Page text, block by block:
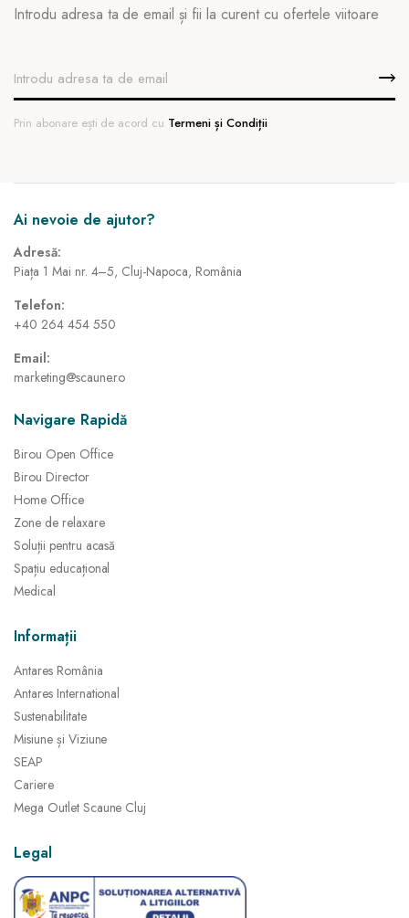
Introdu adresa ta de email și fii la curent cu ofertele viitoare
Prin abonare ești de acord cu Termeni și Condiții
Ai nevoie de ajutor?
Adresă:
Piața 1 Mai nr. 4–5, Cluj-Napoca, România
Telefon:
+40 264 454 550
Email:
marketing@scaune.ro
Navigare Rapidă
Birou Open Office
Birou Director
Home Office
Zone de relaxare
Soluții pentru acasă
Spațiu educațional
Medical
Informații
Antares România
Antares International
Sustenabilitate
Misiune și Viziune
SEAP
Cariere
Mega Outlet Scaune Cluj
Legal